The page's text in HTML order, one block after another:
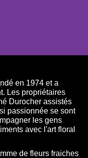
en 1974 et a
Les propriétaires
Durocher assistés
passionnée se sont
les gens
avec l'art floral
de fleurs fraiches